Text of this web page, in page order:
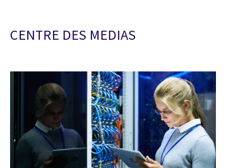
CENTRE DES MEDIAS